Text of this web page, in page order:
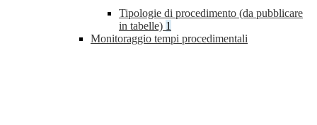
Tipologie di procedimento (da pubblicare
in tabelle) 1
Monitoraggio tempi procedimentali